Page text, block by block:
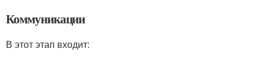
Коммуникации
В этот этап входит: